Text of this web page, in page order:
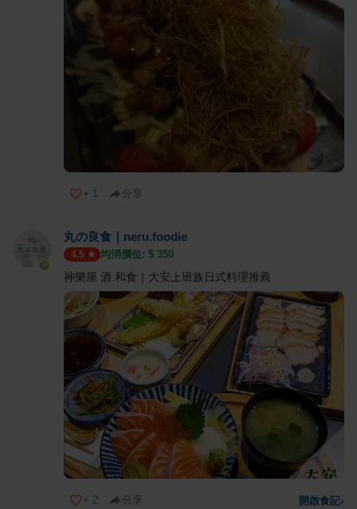
+ 1 分享
丸の良食｜neru.foodie
4.5 均消價位: $ 350
神樂屋 酒.和食｜大安上班族日式料理推薦
+ 2 分享 開啟食記›